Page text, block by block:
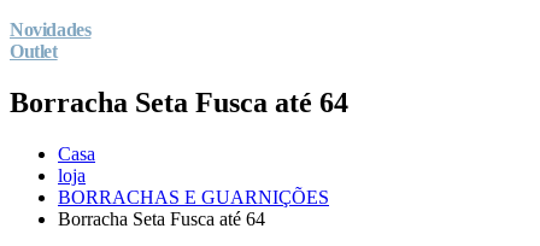
Novidades
Outlet
Borracha Seta Fusca até 64
Casa
loja
BORRACHAS E GUARNIÇÕES
Borracha Seta Fusca até 64